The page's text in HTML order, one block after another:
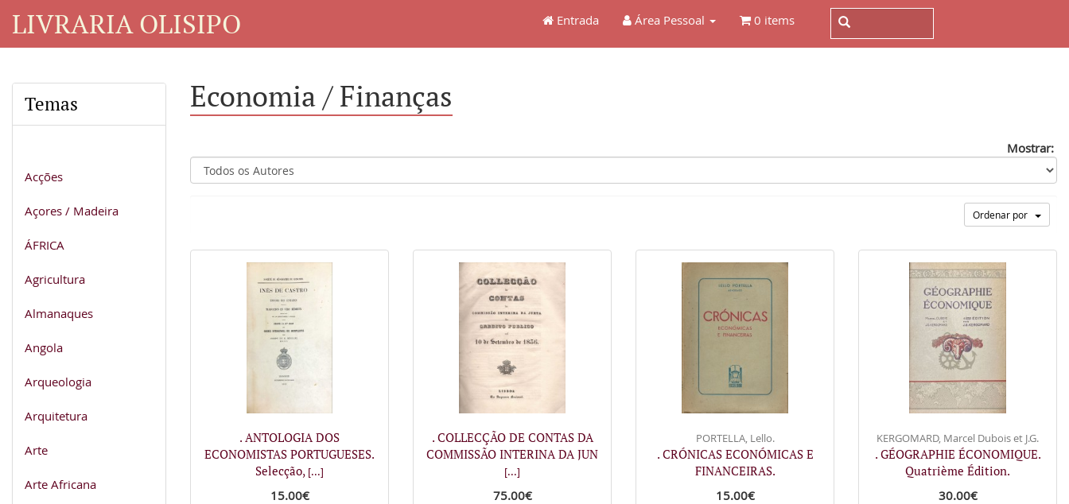
LIVRARIA OLISIPO Entrada Área Pessoal 0 items
Temas
Acções
Açores / Madeira
ÁFRICA
Agricultura
Almanaques
Angola
Arqueologia
Arquitetura
Arte
Arte Africana
Economia / Finanças
Mostrar:
Ordenar por
. ANTOLOGIA DOS
ECONOMISTAS PORTUGUESES.
Selecção, [...]
15.00€
. COLLECÇÃO DE CONTAS DA
COMMISSÃO INTERINA DA JUN
[...]
75.00€
PORTELLA, Lello.
. CRÓNICAS ECONÓMICAS E
FINANCEIRAS.
15.00€
KERGOMARD, Marcel Dubois et J.G.
. GÉOGRAPHIE ÉCONOMIQUE.
Quatrième Édition.
30.00€